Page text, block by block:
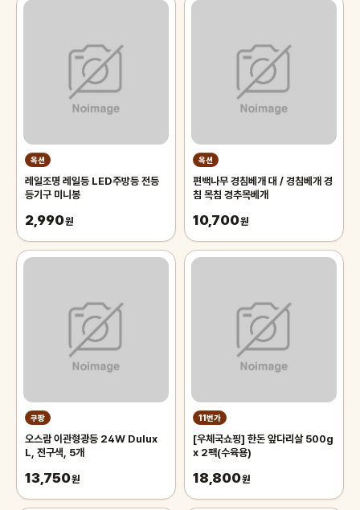
옥션
레일조명 레일등 LED주방등 전등
등기구 미니봉
2,990원
옥션
편백나무 경침베개 대 / 경침베개 경
침 목침 경추목베개
10,700원
쿠팡
오스람 이관형광등 24W Dulux
L, 전구색, 5개
13,750원
11번가
[우체국쇼핑] 한돈 앞다리살 500g
x 2팩(수육용)
18,800원